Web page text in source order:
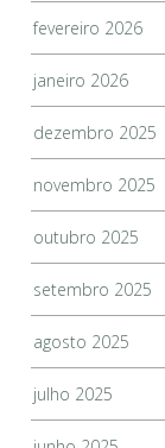
fevereiro 2026
janeiro 2026
dezembro 2025
novembro 2025
outubro 2025
setembro 2025
agosto 2025
julho 2025